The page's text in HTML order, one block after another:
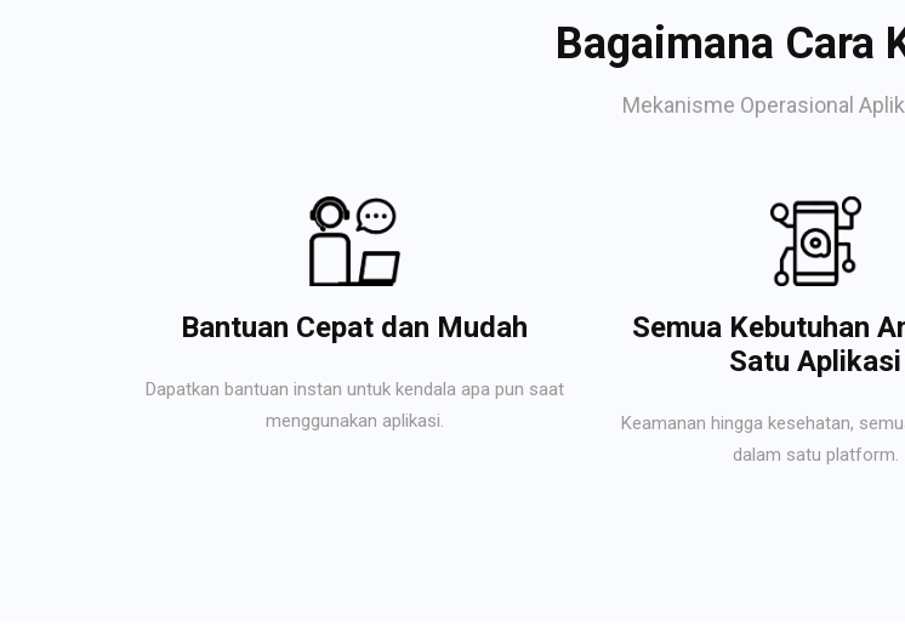
Bagaimana Cara
Mekanisme Operasional
Bantuan Cepat dan Mudah
Dapatkan bantuan instan untuk kendala apa pun saat
menggunakan aplikasi.
Semua Kebutuhan
Satu Aplikasi
Keamanan hingga kesehatan,
dalam satu platform.